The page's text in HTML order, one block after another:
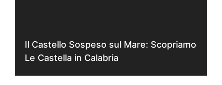
Il Castello Sospeso sul Mare: Scopriamo
Le Castella in Calabria